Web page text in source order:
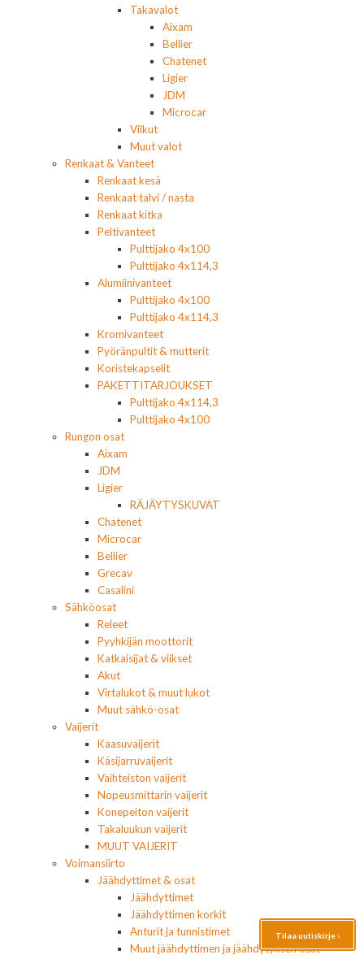
Takavalot
Aixam
Bellier
Chatenet
Ligier
JDM
Microcar
Vilkut
Muut valot
Renkaat & Vanteet
Renkaat kesä
Renkaat talvi / nasta
Renkaat kitka
Peltivanteet
Pulttijako 4x100
Pulttijako 4x114,3
Alumiinivanteet
Pulttijako 4x100
Pulttijako 4x114,3
Kromivanteet
Pyöränpultit & mutterit
Koristekapselit
PAKETTITARJOUKSET
Pulttijako 4x114,3
Pulttijako 4x100
Rungon osat
Aixam
JDM
Ligier
RÄJÄYTYSKUVAT
Chatenet
Microcar
Bellier
Grecav
Casalini
Sähköosat
Releet
Pyyhkijän moottorit
Katkaisijat & viikset
Akut
Virtalukot & muut lukot
Muut sähkö-osat
Vaijerit
Kaasuvaijerit
Käsijarruvaijerit
Vaihteiston vaijerit
Nopeusmittarin vaijerit
Konepeiton vaijerit
Takaluukun vaijerit
MUUT VAIJERIT
Voimansiirto
Jäähdyttimet & osat
Jäähdyttimet
Jäähdyttimen korkit
Anturit ja tunnistimet
Muut jäähdyttimen ja jäähdytyksen osat
Tilaa uutiskirje ›